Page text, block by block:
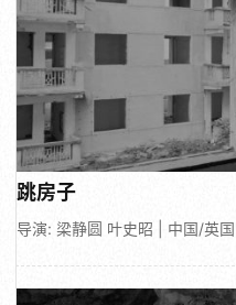
跳房子
导演: 梁静圆 叶史昭 | 中国/英